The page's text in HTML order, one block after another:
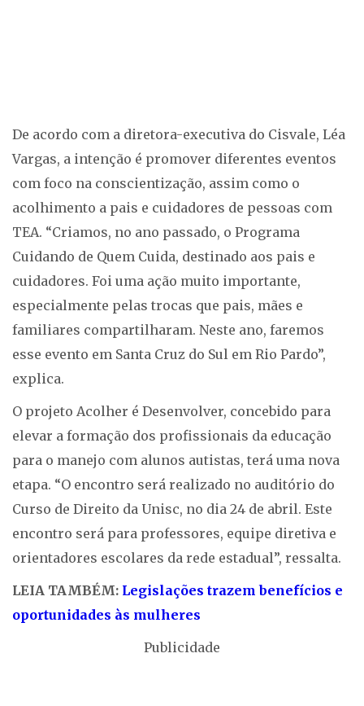
De acordo com a diretora-executiva do Cisvale, Léa
Vargas, a intenção é promover diferentes eventos
com foco na conscientização, assim como o
acolhimento a pais e cuidadores de pessoas com
TEA. “Criamos, no ano passado, o Programa
Cuidando de Quem Cuida, destinado aos pais e
cuidadores. Foi uma ação muito importante,
especialmente pelas trocas que pais, mães e
familiares compartilharam. Neste ano, faremos
esse evento em Santa Cruz do Sul em Rio Pardo”,
explica.
O projeto Acolher é Desenvolver, concebido para
elevar a formação dos profissionais da educação
para o manejo com alunos autistas, terá uma nova
etapa. “O encontro será realizado no auditório do
Curso de Direito da Unisc, no dia 24 de abril. Este
encontro será para professores, equipe diretiva e
orientadores escolares da rede estadual”, ressalta.
LEIA TAMBÉM: Legislações trazem benefícios e
oportunidades às mulheres
Publicidade